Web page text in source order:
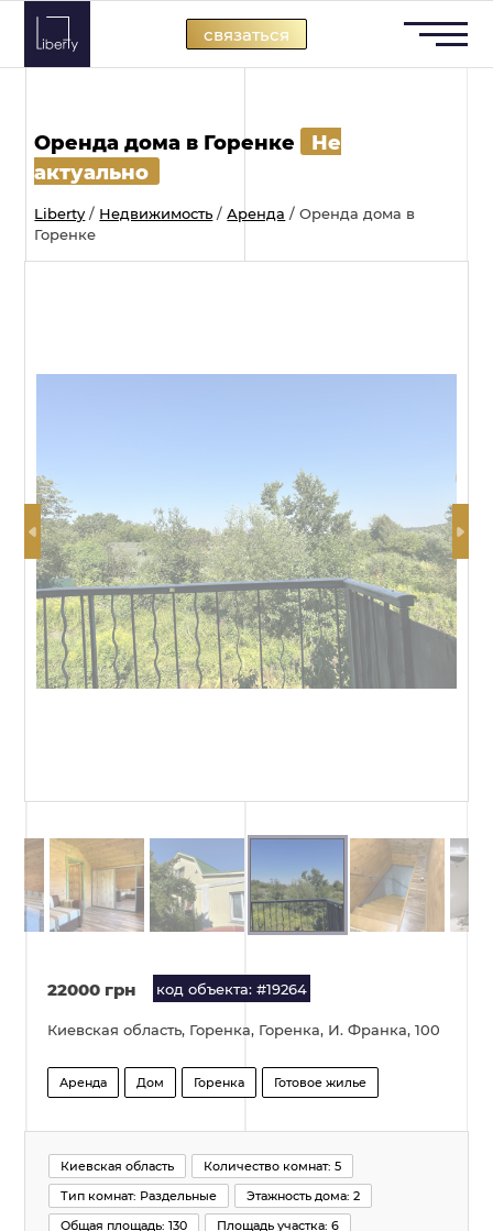
Skip
content
связаться
Оренда дома в Горенке
Не
актуально
Liberty / Недвижимость /Аренда /Оренда дома в
Горенке
22000 грн код объекта: #19264
Киевская область, Горенка, Горенка, И. Франка, 100
Аренда Дом Горенка Готовое жилье
Киевская область
Количество комнат: 5
Тип комнат: Раздельные
Этажность дома: 2
Общая площадь: 130
Площадь участка: 6